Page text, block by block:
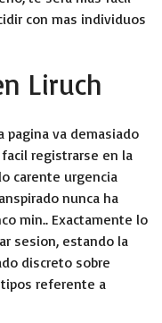
con mas individuos
Liruch
pagina va demasiado
registrarse en la
carente urgencia
nunca ha
min.. Exactamente lo
sesion, estando la
discreto sobre
referente a